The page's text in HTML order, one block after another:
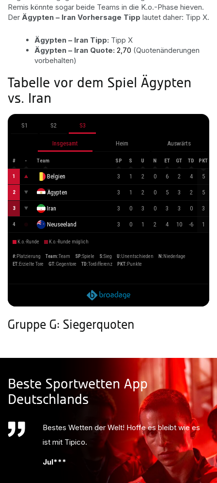
Remis könnte sogar beide Teams in die K.o.-Phase hieven.
Der Ägypten – Iran Vorhersage Tipp lautet daher: Tipp X.
Ägypten – Iran Tipp: Tipp X
Ägypten – Iran Quote: 2,70 (Quotenänderungen
vorbehalten)
Tabelle vor dem Spiel Ägypten
vs. Iran
S1 S2 S3
Insgesamt Heim Auswärts
# - Team SP S U N ET GT TD PKT
1 Belgien 3 1 2 0 6 2 4 5
2 Ägypten 3 1 2 0 5 3 2 5
3 Iran 3 0 3 0 3 3 0 3
4 Neuseeland 3 0 1 2 4 10 -6 1
K.o.-Runde K.o.-Runde möglich
#: Platzierung Team:Team SP:Spiele S:Sieg U: Unentschieden N: Niederlage
ET: Erzielte Tore GT:Gegentore TD:Tordifferenz PKT: Punkte
Gruppe G: Siegerquoten
Beste Sportwetten App
Deutschlands
Bestes Wetten der Welt! Hoffe es bleibt wie es
ist mit Tipico.
Jul***